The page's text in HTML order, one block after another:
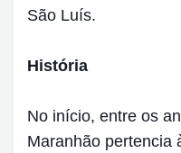
São Luís.
História
No início, entre os
Maranhão pertencia